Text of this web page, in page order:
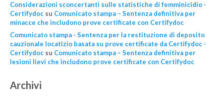
Considerazioni sconcertanti sulle statistiche di femminicidio -
Certifydocsu Comunicato stampa – Sentenza definitiva per
minacce che includono prove certificate con Certifydoc
Comunicato stampa - Sentenza per la restituzione di deposito
cauzionale locatizio basata su prove certificate da Certifydoc -
Certifydocsu Comunicato stampa – Sentenza definitiva per
lesioni lievi che includono prove certificate con Certifydoc
Archivi